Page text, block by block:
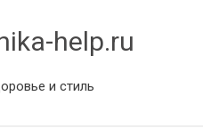
help.ru
и стиль